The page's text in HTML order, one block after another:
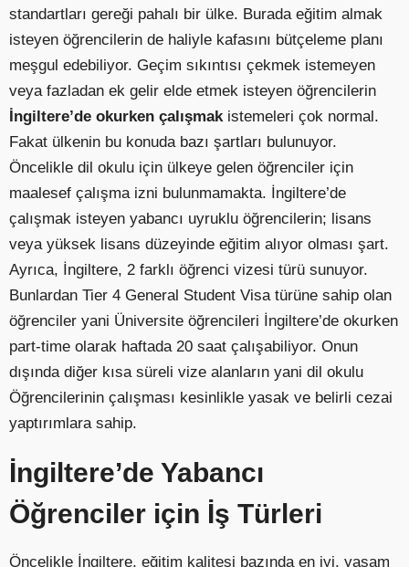
standartları gereği pahalı bir ülke. Burada eğitim almak
isteyen öğrencilerin de haliyle kafasını bütçeleme planı
meşgul edebiliyor. Geçim sıkıntısı çekmek istemeyen
veya fazladan ek gelir elde etmek isteyen öğrencilerin
İngiltere’de okurken çalışmak istemeleri çok normal.
Fakat ülkenin bu konuda bazı şartları bulunuyor.
Öncelikle dil okulu için ülkeye gelen öğrenciler için
maalesef çalışma izni bulunmamakta. İngiltere’de
çalışmak isteyen yabancı uyruklu öğrencilerin; lisans
veya yüksek lisans düzeyinde eğitim alıyor olması şart.
Ayrıca, İngiltere, 2 farklı öğrenci vizesi türü sunuyor.
Bunlardan Tier 4 General Student Visa türüne sahip olan
öğrenciler yani Üniversite öğrencileri İngiltere’de okurken
part-time olarak haftada 20 saat çalışabiliyor. Onun
dışında diğer kısa süreli vize alanların yani dil okulu
Öğrencilerinin çalışması kesinlikle yasak ve belirli cezai
yaptırımlara sahip.
İngiltere’de Yabancı
Öğrenciler için İş Türleri
Öncelikle İngiltere, eğitim kalitesi bazında en iyi, yaşam